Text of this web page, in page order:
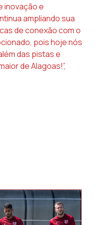
inovação e
ampliandosua
de conexão com o
pois hoje nós
das pistas e
de Alagoas!”,